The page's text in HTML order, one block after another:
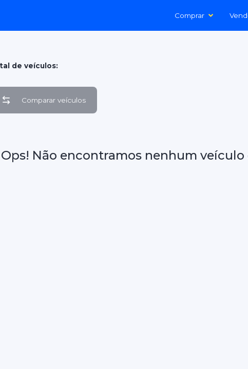
Comprar
de veículos:
Comparar veículos
Ops! Não encontramos nenhum veículo